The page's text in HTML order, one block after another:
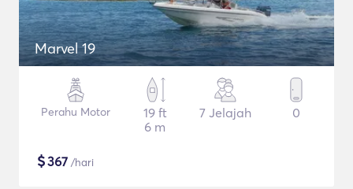
Marvel 19
Perahu Motor
19 ft
6 m
7 Jelajah 0
$367 /hari